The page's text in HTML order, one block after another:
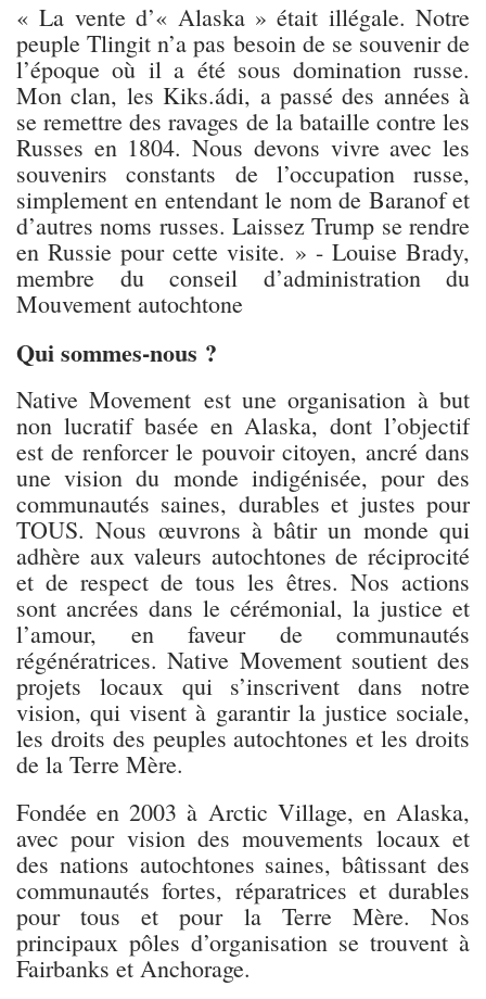
« La vente d’« Alaska » était illégale. Notre
peuple Tlingit n’a pas besoin de se souvenir de
l’époque où il a été sous domination russe.
Mon clan, les Kiks.ádi, a passé des années à
se remettre des ravages de la bataille contre les
Russes en 1804. Nous devons vivre avec les
souvenirs constants de l’occupation russe,
simplement en entendant le nom de Baranof et
d’autres noms russes. Laissez Trump se rendre
en Russie pour cette visite. » - Louise Brady,
membre du conseil d’administration du
Mouvement autochtone
Qui sommes-nous ?
Native Movement est une organisation à but
non lucratif basée en Alaska, dont l’objectif
est de renforcer le pouvoir citoyen, ancré dans
une vision du monde indigénisée, pour des
communautés saines, durables et justes pour
TOUS. Nous œuvrons à bâtir un monde qui
adhère aux valeurs autochtones de réciprocité
et de respect de tous les êtres. Nos actions
sont ancrées dans le cérémonial, la justice et
l’amour, en faveur de communautés
régénératrices. Native Movement soutient des
projets locaux qui s’inscrivent dans notre
vision, qui visent à garantir la justice sociale,
les droits des peuples autochtones et les droits
de la Terre Mère.
Fondée en 2003 à Arctic Village, en Alaska,
avec pour vision des mouvements locaux et
des nations autochtones saines, bâtissant des
communautés fortes, réparatrices et durables
pour tous et pour la Terre Mère. Nos
principaux pôles d’organisation se trouvent à
Fairbanks et Anchorage.